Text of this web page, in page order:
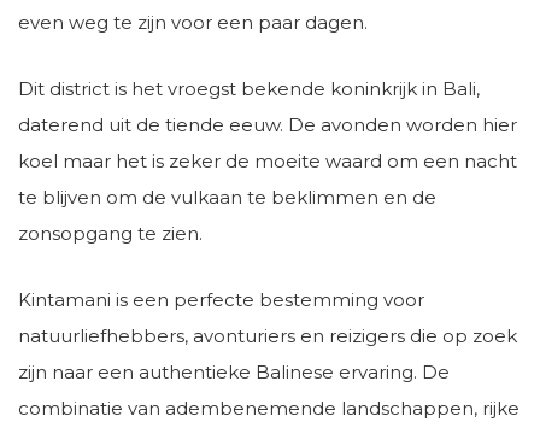
even weg te zijn voor een paar dagen.
Dit district is het vroegst bekende koninkrijk in Bali,
daterend uit de tiende eeuw. De avonden worden hier
koel maar het is zeker de moeite waard om een nacht
te blijven om de vulkaan te beklimmen en de
zonsopgang te zien.
Kintamani is een perfecte bestemming voor
natuurliefhebbers, avonturiers en reizigers die op zoek
zijn naar een authentieke Balinese ervaring. De
combinatie van adembenemende landschappen, rijke